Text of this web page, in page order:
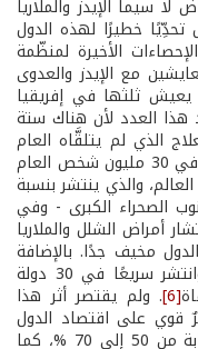
سيما الإيدز والملاريا
تحدِّيًا خطيرًا لهذه الدول
الأخيرة لمنظّمة
أن عدد المتعايشين مع الإيدز والعدوى
و46 مليون نسمة يعيش ثلثها في إفريقيا
هذا العدد لأن هناك ستة
الذي لم يتلقَّاه العام
. كما توفي 30 مليون شخص العام
والذي ينتشر بنسبة
الصحراء الكبرى - وفي
أمراض الشلل والملاريا
مخيف جدًا. بالإضافة
إلى هذه الأمراض، ظهر مرض السارس وانتشر سريعًا في 30 دولة
[6] . ولم يقتصر أثر هذا
قوي على اقتصاد الدول
حيث انخفضت الرحلات إلى المناطق المصابة من 50 إلى 70 %، كما